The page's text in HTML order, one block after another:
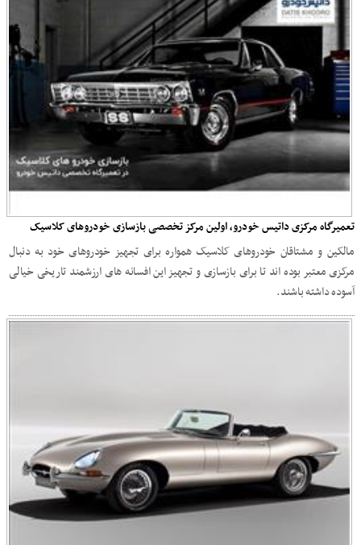
تعمیرگاه مرکزی داتیس خودرو، اولین مرکز تخصصی بازسازی خودروهای کلاسیک
مالکین و مشتاقان خودروهای کلاسیک همواره برای تجهیز خودروهای خود به دنبال
مرکزی معتبر بوده اند تا برای بازسازی و تجهیز این افسانه های ارزشمند تاریخی خیالی
آسوده داشته باشند.